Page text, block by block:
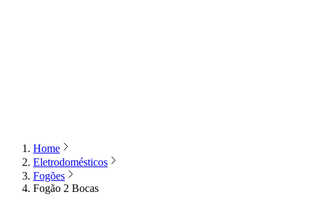
Home
Eletrodomésticos
Fogões
Fogão 2 Bocas